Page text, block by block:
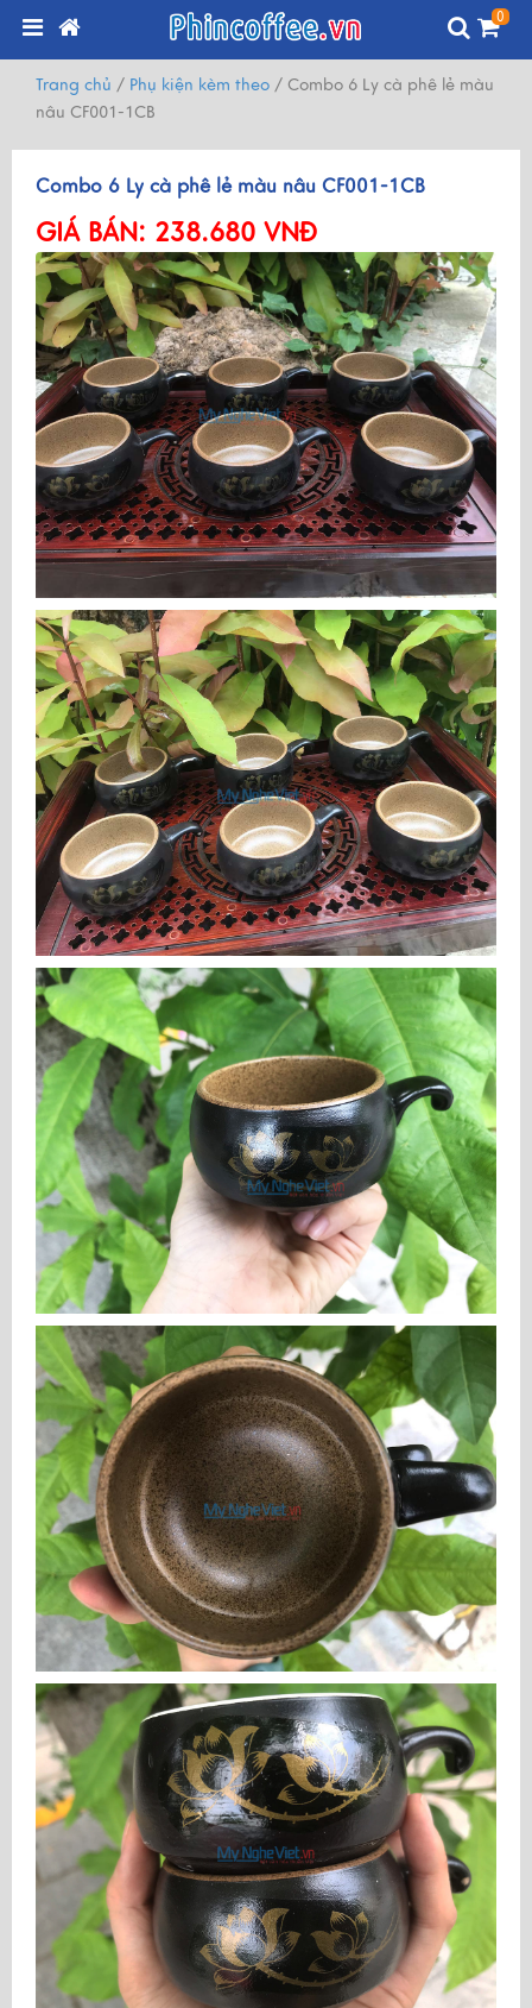
0
Trang chủ / Phụ kiện kèm theo / Combo 6 Ly cà phê lẻ màu
nâu CF001-1CB
Combo 6 Ly cà phê lẻ màu nâu CF001-1CB
GIÁ BÁN: 238.680 VNĐ